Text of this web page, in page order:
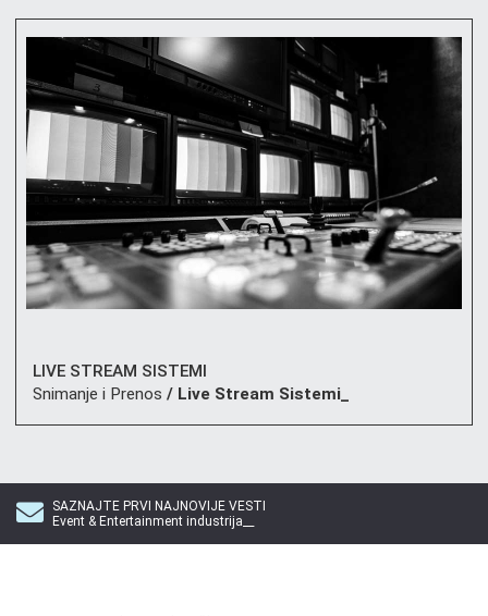
LIVE STREAM SISTEMI
Snimanje i Prenos / Live Stream Sistemi_
SAZNAJTE PRVI NAJNOVIJE VESTI
Event & Entertainment industrija__